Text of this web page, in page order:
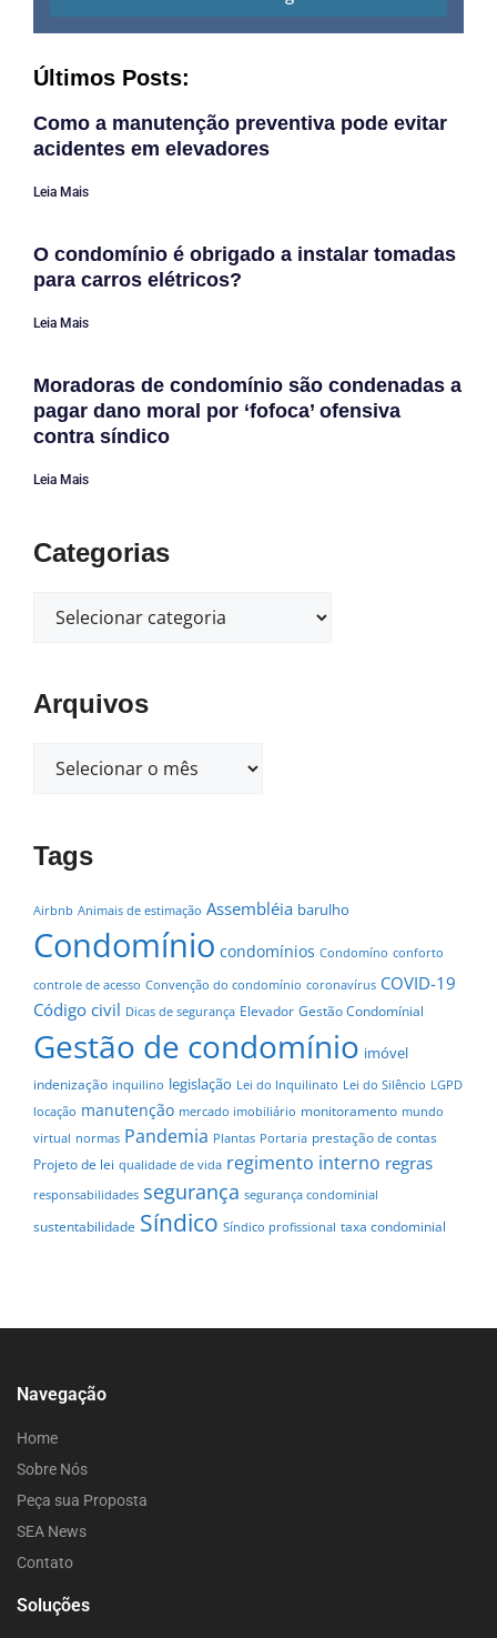
Últimos Posts:
Como a manutenção preventiva pode evitar
acidentes em elevadores
Leia Mais
O condomínio é obrigado a instalar tomadas
para carros elétricos?
Leia Mais
Moradoras de condomínio são condenadas a
pagar dano moral por ‘fofoca’ ofensiva
contra síndico
Leia Mais
Categorias
Arquivos
Tags
Airbnb Animais de estimação Assembléia barulho
Condomínio condomínios Condomíno conforto
controle de acesso Convenção do condomínio coronavírus COVID-19
Código civil Dicas de segurança Elevador Gestão Condomínial
Gestão de condomínio imóvel
indenização inquilino legislação Lei do Inquilinato Lei do Silêncio LGPD
locação manutenção mercado imobiliário monitoramento mundo
virtual normas Pandemia Plantas Portaria prestação de contas
Projeto de lei qualidade de vida regimento interno regras
responsabilidades segurança segurança condominial
sustentabilidade Síndico Síndico profissional taxa condominial
Navegação
Home
Sobre Nós
Peça sua Proposta
SEA News
Contato
Soluções